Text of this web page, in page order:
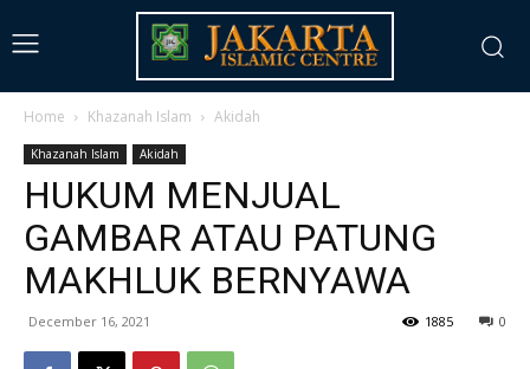
Home Khazanah Islam Akidah
Khazanah Islam Akidah
HUKUM MENJUAL
GAMBAR ATAU PATUNG
MAKHLUK BERNYAWA
December 16, 2021 0
1885